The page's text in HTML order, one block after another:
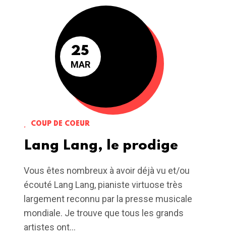
25
MAR
COUP DE COEUR
Lang Lang, le prodige
Vous êtes nombreux à avoir déjà vu et/ou
écouté Lang Lang, pianiste virtuose très
largement reconnu par la presse musicale
mondiale. Je trouve que tous les grands
artistes ont...